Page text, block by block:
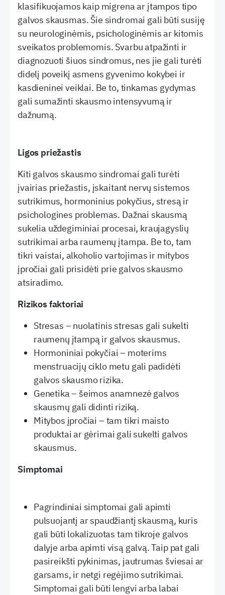
klasifikuojamos kaip migrena ar įtampos tipo
galvos skausmas. Šie sindromai gali būti susiję
su neurologinėmis, psichologinėmis ar kitomis
sveikatos problemomis. Svarbu atpažinti ir
diagnozuoti šiuos sindromus, nes jie gali turėti
didelį poveikį asmens gyvenimo kokybei ir
kasdieninei veiklai. Be to, tinkamas gydymas
gali sumažinti skausmo intensyvumą ir
dažnumą.
Ligos priežastis
Kiti galvos skausmo sindromai gali turėti
įvairias priežastis, įskaitant nervų sistemos
sutrikimus, hormoninius pokyčius, stresą ir
psichologines problemas. Dažnai skausmą
sukelia uždegiminiai procesai, kraujagyslių
sutrikimai arba raumenų įtampa. Be to, tam
tikri vaistai, alkoholio vartojimas ir mitybos
įpročiai gali prisidėti prie galvos skausmo
atsiradimo.
Rizikos faktoriai
Stresas – nuolatinis stresas gali sukelti
raumenų įtampą ir galvos skausmus.
Hormoniniai pokyčiai – moterims
menstruacijų ciklo metu gali padidėti
galvos skausmo rizika.
Genetika – šeimos anamnezė galvos
skausmų gali didinti riziką.
Mitybos įpročiai – tam tikri maisto
produktai ar gėrimai gali sukelti galvos
skausmus.
Simptomai
Pagrindiniai simptomai gali apimti
pulsuojantį ar spaudžiantį skausmą, kuris
gali būti lokalizuotas tam tikroje galvos
dalyje arba apimti visą galvą. Taip pat gali
pasireikšti pykinimas, jautrumas šviesai ar
garsams, ir netgi regėjimo sutrikimai.
Simptomai gali būti lengvi arba labai